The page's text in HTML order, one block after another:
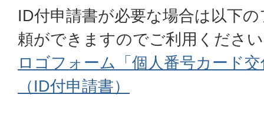
ID付申請書が必要な場合は以下
頼ができますのでご利用くださ
ロゴフォーム「個人番号カード
（ID付申請書）